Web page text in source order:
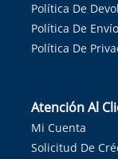
Política De
Política De
Política De
Atención Al
Mi Cuenta
Solicitud De